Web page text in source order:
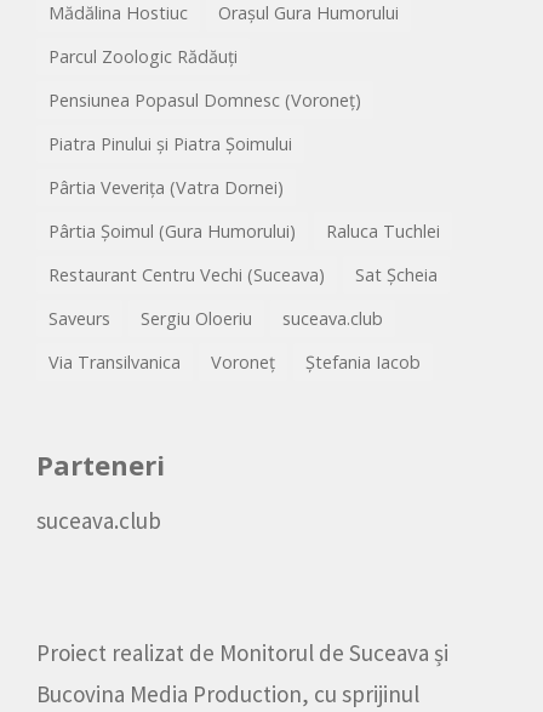
Mădălina Hostiuc
Orașul Gura Humorului
Parcul Zoologic Rădăuți
Pensiunea Popasul Domnesc (Voroneț)
Piatra Pinului și Piatra Șoimului
Pârtia Veverița (Vatra Dornei)
Pârtia Șoimul (Gura Humorului)
Raluca Tuchlei
Restaurant Centru Vechi (Suceava)
Sat Șcheia
Saveurs
Sergiu Oloeriu
suceava.club
Via Transilvanica
Voroneț Ștefania Iacob
Parteneri
suceava.club
Proiect realizat de Monitorul de Suceava și
Bucovina Media Production, cu sprijinul